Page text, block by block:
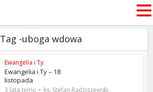
Tag -uboga wdowa
Ewangelia i Ty
Ewangelia i Ty – 18
listopada
3 lata temu ks. Stefan Radziszewski